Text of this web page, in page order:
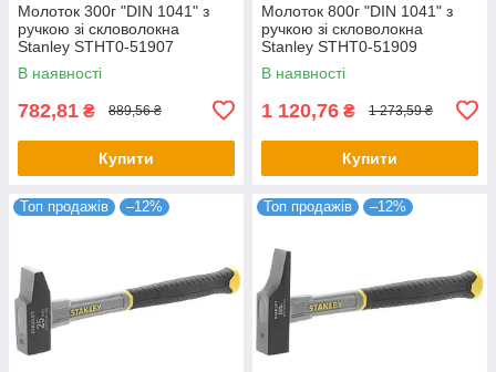
Молоток 300г "DIN 1041" з
ручкою зі скловолокна
Stanley STHT0-51907
В наявності
782,81 ₴ 889,56 ₴
Купити
Молоток 800г "DIN 1041" з
ручкою зі скловолокна
Stanley STHT0-51909
В наявності
1 120,76 ₴ 1 273,59 ₴
Купити
Топ продажів –12% Топ продажів –12%